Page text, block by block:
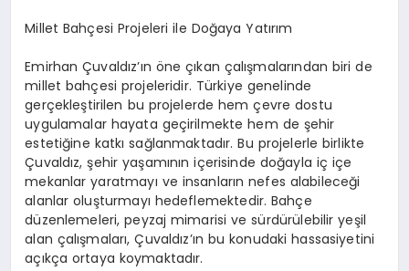
Millet Bahçesi Projeleri ile Doğaya Yatırım
Emirhan Çuvaldız’ın öne çıkan çalışmalarından biri de
millet bahçesi projeleridir. Türkiye genelinde
gerçekleştirilen bu projelerde hem çevre dostu
uygulamalar hayata geçirilmekte hem de şehir
estetiğine katkı sağlanmaktadır. Bu projelerle birlikte
Çuvaldız, şehir yaşamının içerisinde doğayla iç içe
mekanlar yaratmayı ve insanların nefes alabileceği
alanlar oluşturmayı hedeflemektedir. Bahçe
düzenlemeleri, peyzaj mimarisi ve sürdürülebilir yeşil
alan çalışmaları, Çuvaldız’ın bu konudaki hassasiyetini
açıkça ortaya koymaktadır.